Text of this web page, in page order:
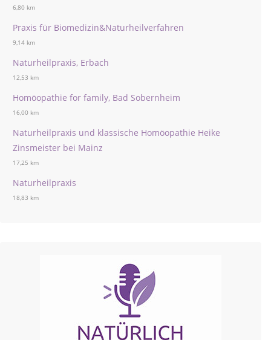
6,80 km
Praxis für Biomedizin&Naturheilverfahren
9,14 km
Naturheilpraxis, Erbach
12,53 km
Homöopathie for family, Bad Sobernheim
16,00 km
Naturheilpraxis und klassische Homöopathie Heike
Zinsmeister bei Mainz
17,25 km
Naturheilpraxis
18,83 km